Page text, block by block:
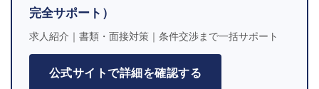
完全サポート）
求人紹介｜書類・面接対策｜条件交渉まで一括サポート
公式サイトで詳細を確認する